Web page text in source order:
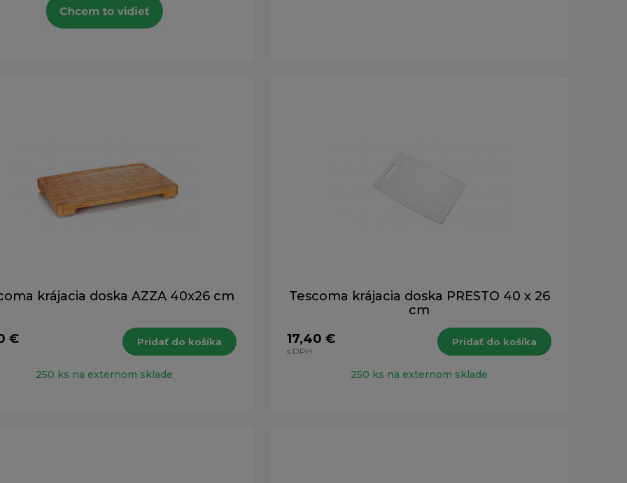
krájacia doska AZZA 40x26 cm
€ Pridať do košíka
250 ks na externom sklade
Tescoma krájacia doska PRESTO 40 x 26
cm
17,40 €
s DPH
Pridať do košíka
250 ks na externom sklade